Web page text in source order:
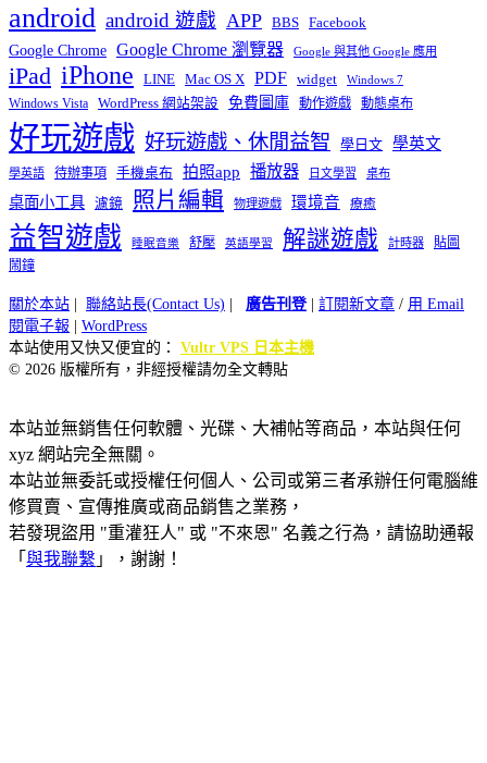
android android 遊戲 APP BBS Facebook
Google Chrome Google Chrome 瀏覽器 Google 與其他 Google 應用
iPad iPhone LINE Mac OS X PDF widget Windows 7
Windows Vista WordPress 網站架設 免費圖庫 動作遊戲 動態桌布
好玩遊戲 好玩遊戲、休閒益智 學日文 學英文
學英語 待辦事項 手機桌布 拍照app 播放器 日文學習 桌布
桌面小工具 濾鏡 照片編輯 物理遊戲 環境音 療癒
益智遊戲 睡眠音樂 舒壓 英語學習 解謎遊戲 計時器
貼圖
鬧鐘
關於本站 聯絡站長(Contact Us) 廣告刊登| 訂閱新文章 / 用 Email
閱電子報
WordPress
本站使用又快又便宜的： Vultr VPS 日本主機
© 2026 版權所有，非經授權請勿全文轉貼
本站並無銷售任何軟體、光碟、大補帖等商品，本站與任何
xyz 網站完全無關。
本站並無委託或授權任何個人、公司或第三者承辦任何電腦維
修買賣、宣傳推廣或商品銷售之業務，
若發現盜用 "重灌狂人" 或 "不來恩" 名義之行為，請協助通報
「 與我聯繫 」，謝謝！